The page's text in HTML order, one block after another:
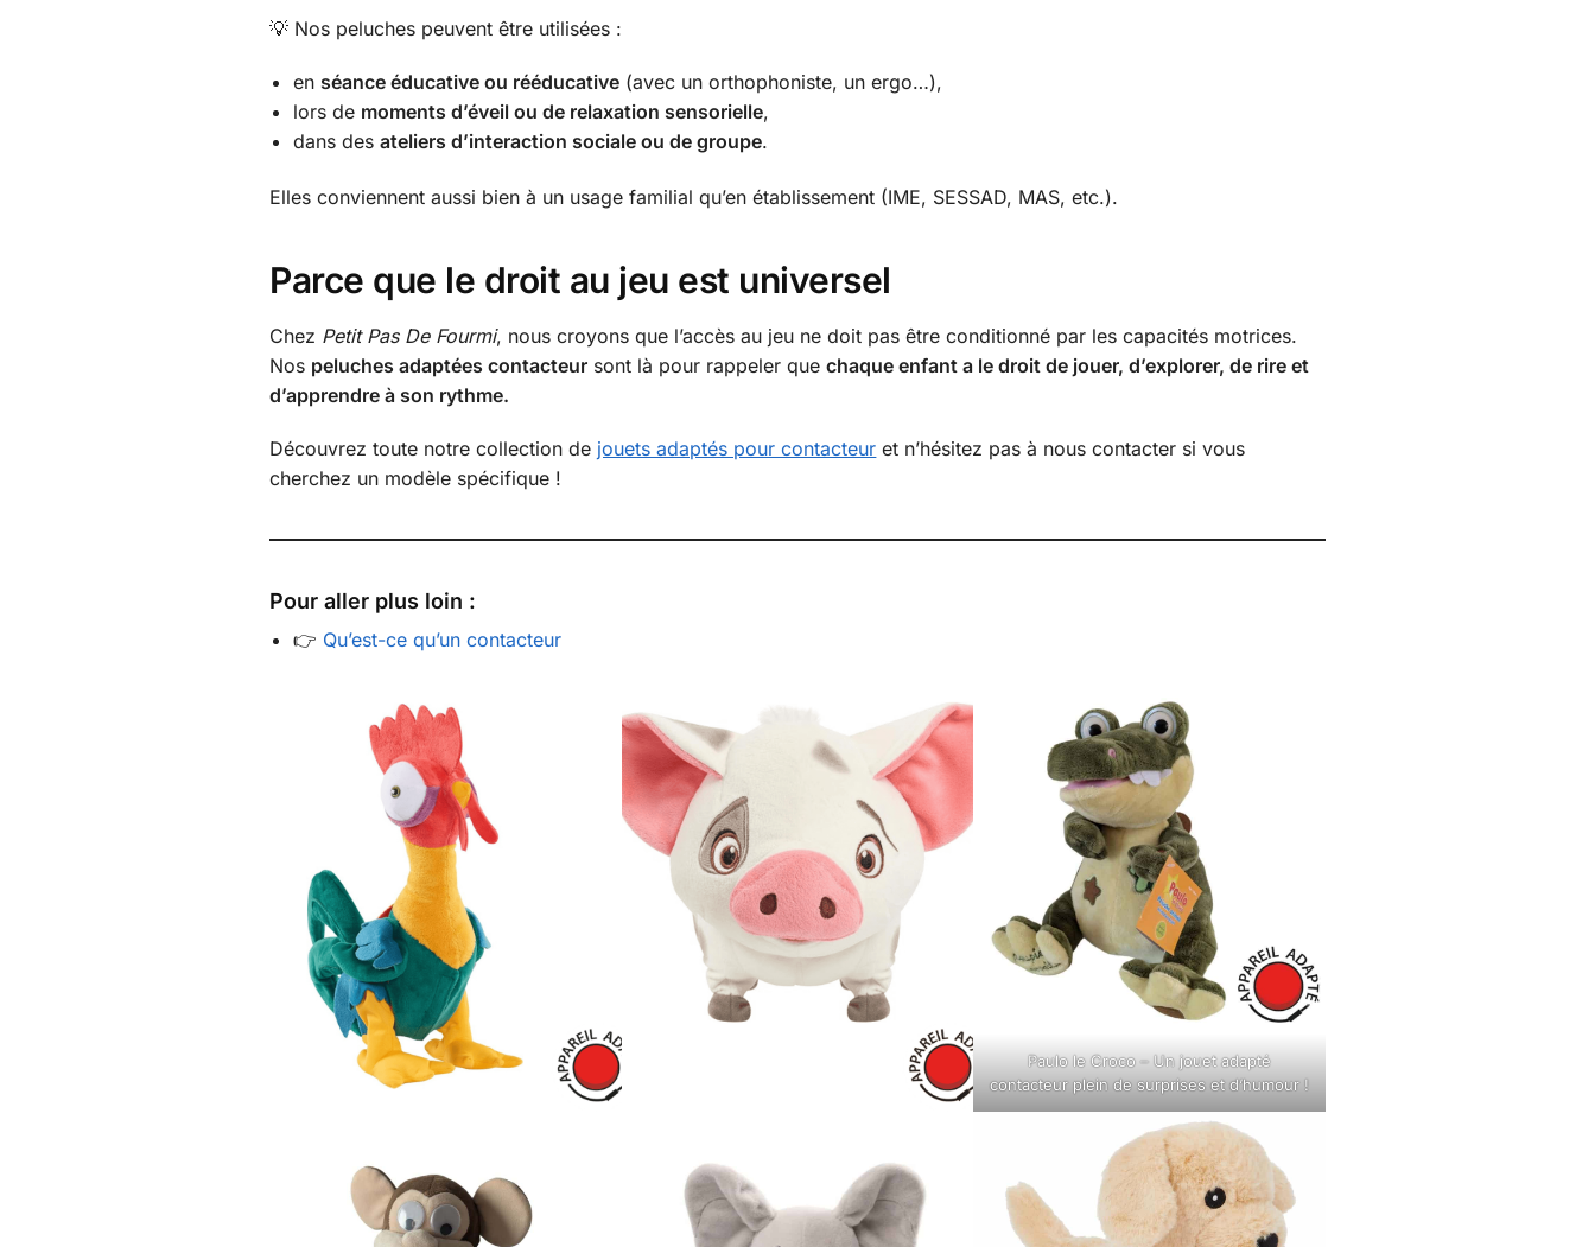
💡 Nos peluches peuvent être utilisées :
en séance éducative ou rééducative (avec un orthophoniste, un ergo…),
lors de moments d’éveil ou de relaxation sensorielle,
dans desateliers d’interaction sociale ou de groupe.
Elles conviennent aussi bien à un usage familial qu’en établissement (IME, SESSAD, MAS, etc.).
Parce que le droit au jeu est universel
Chez Petit Pas De Fourmi, nous croyons que l’accès au jeu ne doit pas être conditionné par les capacités motrices.
Nos peluches adaptées contacteur sont là pour rappeler quechaque enfant a le droit de jouer, d’explorer, de rire et
d’apprendre à son rythme.
Découvrez toute notre collection de jouets adaptés pour contacteur et n’hésitez pas à nous contacter si vous
cherchez un modèle spécifique !
Pour aller plus loin :
👉 Qu’est-ce qu’un contacteur
Paulo le Croco – Un jouet adapté
contacteur plein de surprises et d’humour !